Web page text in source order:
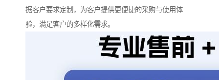
据客户要求定制，为客户提供更便捷的采购与使用体
验，满足客户的多样化需求。